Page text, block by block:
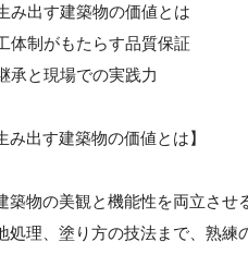
み出す建築物の価値とは
体制がもたらす品質保証
承と現場での実践力
み出す建築物の価値とは】
築物の美観と機能性を両立さ
処理、塗り方の技法まで、熟練